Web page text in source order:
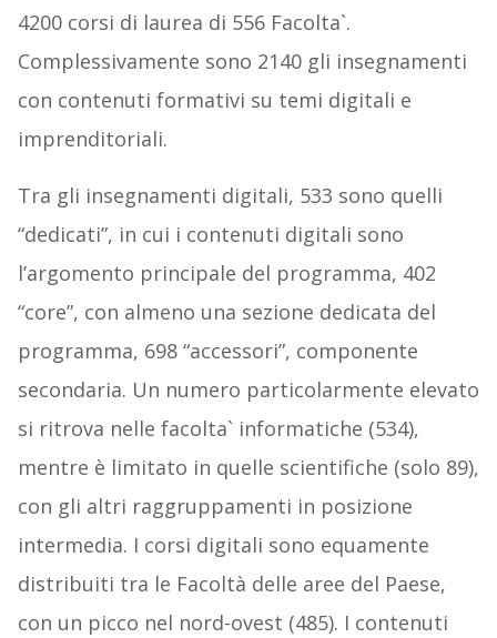
4200 corsi di laurea di 556 Facolta`.
Complessivamente sono 2140 gli insegnamenti
con contenuti formativi su temi digitali e
imprenditoriali.
Tra gli insegnamenti digitali, 533 sono quelli
“dedicati”, in cui i contenuti digitali sono
l’argomento principale del programma, 402
“core”, con almeno una sezione dedicata del
programma, 698 “accessori”, componente
secondaria. Un numero particolarmente elevato
si ritrova nelle facolta` informatiche (534),
mentre è limitato in quelle scientifiche (solo 89),
con gli altri raggruppamenti in posizione
intermedia. I corsi digitali sono equamente
distribuiti tra le Facoltà delle aree del Paese,
con un picco nel nord-ovest (485). I contenuti